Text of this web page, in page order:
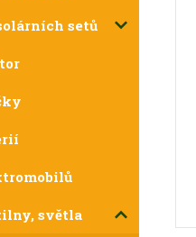
setů
světla